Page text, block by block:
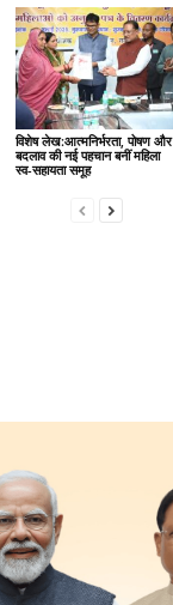
विशेष लेख:आत्मनिर्भरता, पोषण और
बदलाव की नई पहचान बनीं महिला
स्व-सहायता समूह